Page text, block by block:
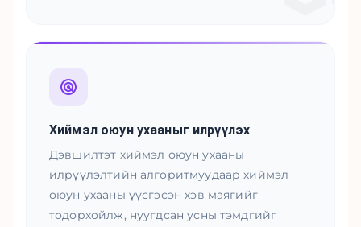
Хиймэл оюун ухааныг илрүүлэх
Дэвшилтэт хиймэл оюун ухааны
илрүүлэлтийн алгоритмуудаар хиймэл
оюун ухааны үүсгэсэн хэв маягийг
тодорхойлж, нуугдсан усны тэмдгийг